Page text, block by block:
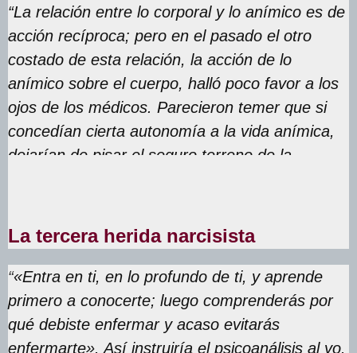
“La relación entre lo corporal y lo anímico es de
acción recíproca; pero en el pasado el otro
costado de esta relación, la acción de lo
anímico sobre el cuerpo, halló poco favor a los
ojos de los médicos. Parecieron temer que si
concedían cierta autonomía a la vida anímica,
dejarían de pisar el seguro terreno de la
La tercera herida narcisista
“«Entra en ti, en lo profundo de ti, y aprende
primero a conocerte; luego comprenderás por
qué debiste enfermar y acaso evitarás
enfermarte». Así instruiría el psicoanálisis al yo.